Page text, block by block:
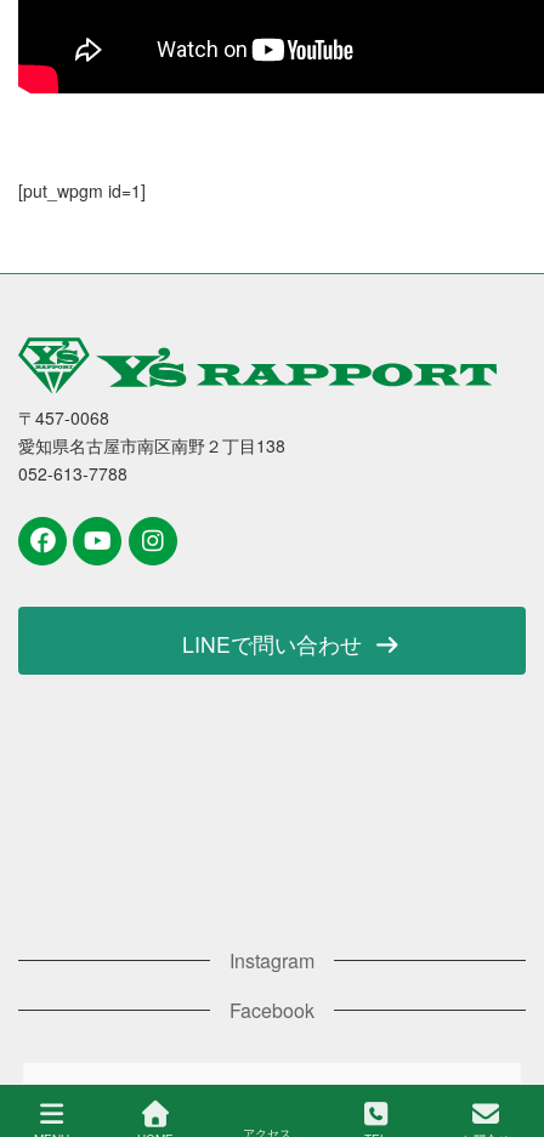
[put_wpgm id=1]
〒457-0068
愛知県名古屋市南区南野２丁目138
052-613-7788
LINEで問い合わせ
Instagram
Facebook
copyright © Y's rapport All Rights Reserved.
アクセス